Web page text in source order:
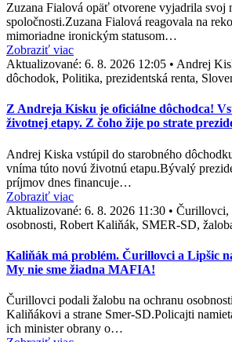
Zuzana Fialová opäť otvorene vyjadrila svoj
spoločnosti.Zuzana Fialová reagovala na
mimoriadne ironickým statusom…
Zobraziť viac
Aktualizované: 6. 8. 2026 12:05 • Andrej
dôchodok, Politika, prezidentská renta,
Z Andreja Kisku je oficiálne dôchodca!
životnej etapy. Z čoho žije po strate
Andrej Kiska vstúpil do starobného
vníma túto novú životnú etapu.Bývalý
príjmov dnes financuje…
Zobraziť viac
Aktualizované: 6. 8. 2026 11:30 • Čurillovci,
osobnosti, Robert Kaliňák, SMER-SD,
Kaliňák má problém. Čurillovci a Lipšic
My nie sme žiadna MAFIA!
Čurillovci podali žalobu na ochranu
Kaliňákovi a strane Smer-SD.Policajti
ich minister obrany o…